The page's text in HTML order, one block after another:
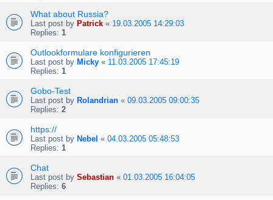
What about Russia?
Last post by Patrick « 19.03.2005 14:29:03
Replies: 1
Outlookformulare konfigurieren
Last post by Micky « 11.03.2005 17:45:19
Replies: 1
Gobo-Test
Last post by Rolandrian « 09.03.2005 09:00:35
Replies: 2
https://
Last post by Nebel « 04.03.2005 05:48:53
Replies: 1
Chat
Last post by Sebastian « 01.03.2005 16:04:05
Replies: 6